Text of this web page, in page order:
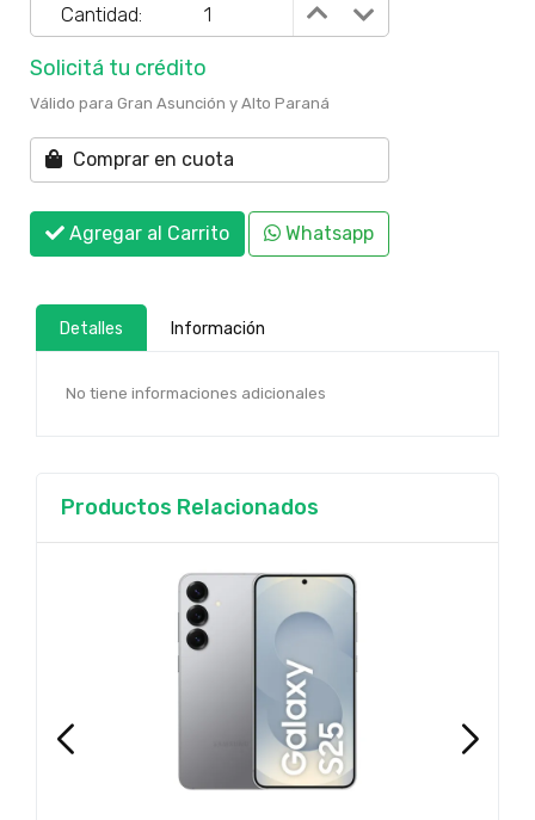
Cantidad:
Solicitá tu crédito
Válido para Gran Asunción y Alto Paraná
Comprar en cuota
Agregar al Carrito Whatsapp
Detalles Información
No tiene informaciones adicionales
Productos Relacionados